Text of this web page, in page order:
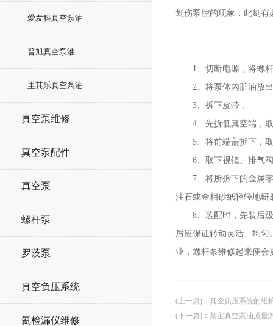
爱发科真空泵油
普旭真空泵油
里其乐真空泵油
真空泵维修
真空泵配件
真空泵
螺杆泵
罗茨泵
真空负压系统
氦检漏仪维修
划伤泵腔的现象，此刻有
1、切断电源，将螺杆
2、将泵体内脏油放出
3、拆下皮带，
4、先拆低真空端，取
5、将前端盖拆下，取
6、取下视镜、排气阀
7、将所拆下的金属零
油石或金相砂纸轻轻地研
8、装配时，先装后级
后应保证转动灵活、均
业，螺杆泵维修起来便会
(上一篇) ： 真空负压系统的维
(下一篇) ： 莱宝真空泵油质量